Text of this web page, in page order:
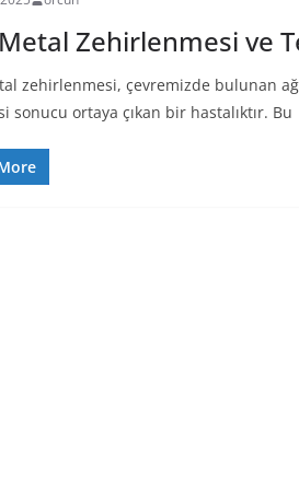
Zehirlenmesi ve
zehirlenmesi, çevremizde bulunan
sonucu ortaya çıkan bir hastalıktır. Bu